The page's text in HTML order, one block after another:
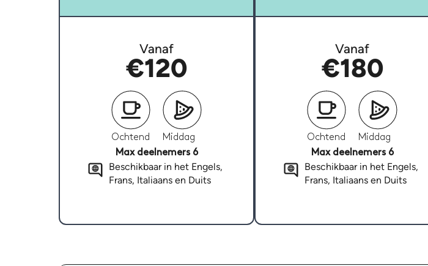
Vanaf
€120
Ochtend
Middag
Max deelnemers 6
Beschikbaar in het Engels,
Frans, Italiaans en Duits
Vanaf
€180
Ochtend
Middag
Max deelnemers 6
Beschikbaar in het Engels,
Frans, Italiaans en Duits